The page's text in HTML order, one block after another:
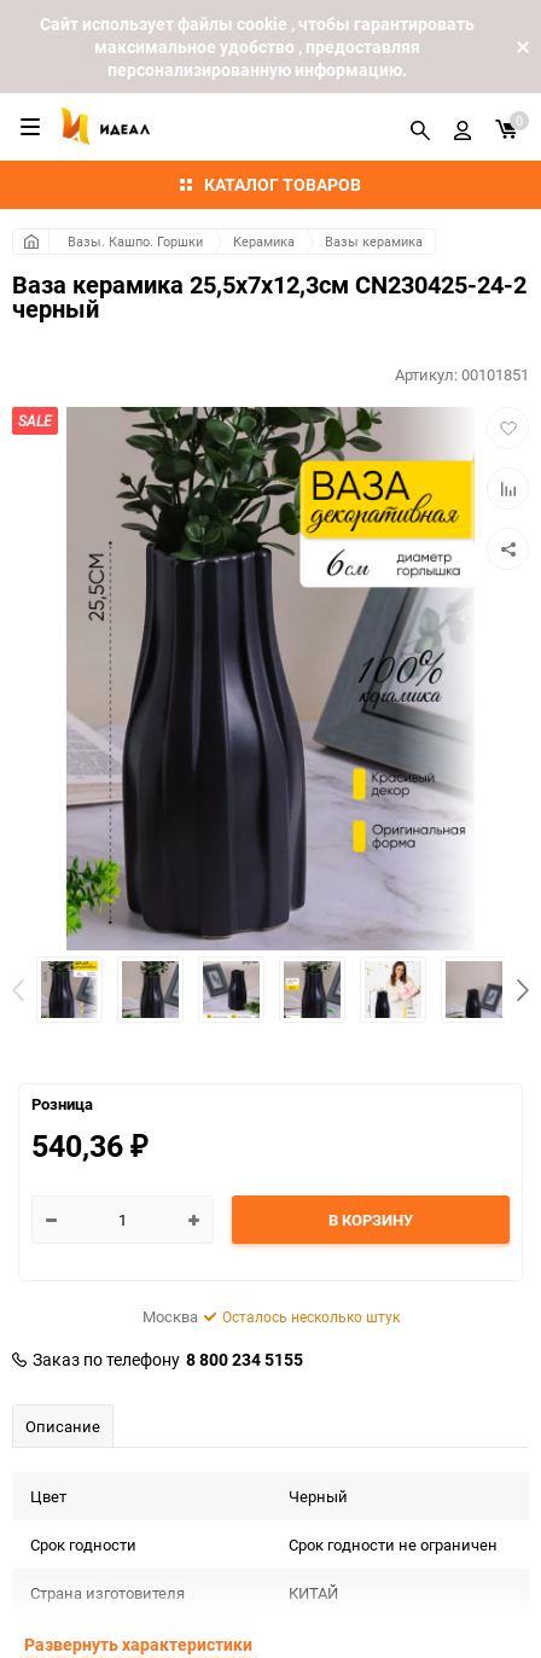
Cайт использует файлы cookie , чтобы гарантировать
максимальное удобство , предоставляя
персонализированную информацию.
КАТАЛОГ ТОВАРОВ
0
Вазы. Кашпо. Горшки Керамика Вазы керамика
Ваза керамика 25,5х7х12,3см CN230425-24-2
черный
SALE
Артикул:00101851
Розница
540,36 ₽
В КОРЗИНУ
Москва Осталось несколько штук
Заказ по телефону 8 800 234 5155
Описание
Цвет Черный
Срок годности Срок годности не ограничен
Страна изготовителя КИТАЙ
Предназначение товара
Развернуть характеристики